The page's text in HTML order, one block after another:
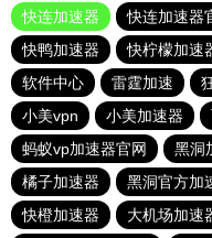
快连加速器
快连加速器
快鸭加速器
快柠檬加速
软件中心
雷霆加速
小美vpn
小美加速器
蚂蚁vp加速器官网
黑洞
橘子加速器
黑洞官方加
快橙加速器
大机场加速